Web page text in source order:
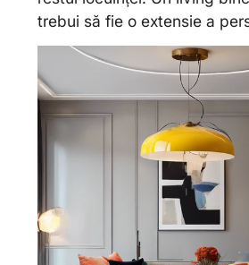
trebui să fie o extensie a